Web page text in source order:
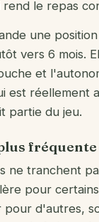
le repas
une
vers 6 mois.
et
est réellement
partie du jeu.
ne tranchent
pour
pour d'autres,